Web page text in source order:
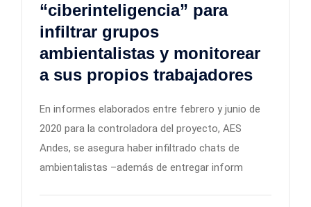
“ciberinteligencia” para
infiltrar grupos
ambientalistas y monitorear
a sus propios trabajadores
En informes elaborados entre febrero y junio de
2020 para la controladora del proyecto, AES
Andes, se asegura haber infiltrado chats de
ambientalistas –además de entregar inform